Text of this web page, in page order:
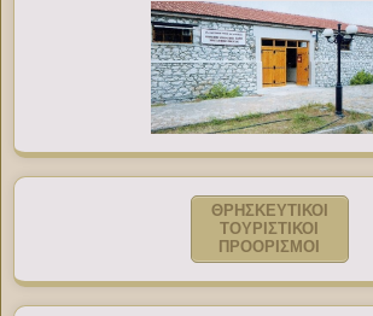
ΘΡΗΣΚΕΥΤΙΚΟΙ
ΤΟΥΡΙΣΤΙΚΟΙ
ΠΡΟΟΡΙΣΜΟΙ